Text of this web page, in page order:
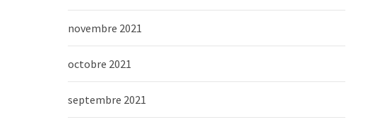
novembre 2021
octobre 2021
septembre 2021